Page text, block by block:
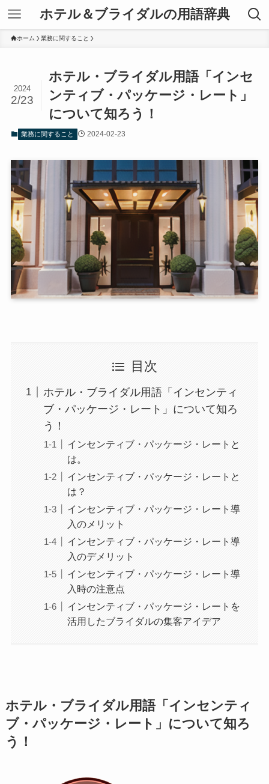
ホテル＆ブライダルの用語辞典
ホーム 業務に関すること
ホテル・ブライダル用語「インセ
ンティブ・パッケージ・レート」
について知ろう！
2024
2/23
業務に関すること 2024-02-23
目次
ホテル・ブライダル用語「インセンティ
ブ・パッケージ・レート」について知ろ
う！
インセンティブ・パッケージ・レートと
は。
インセンティブ・パッケージ・レートと
は？
インセンティブ・パッケージ・レート導
入のメリット
インセンティブ・パッケージ・レート導
入のデメリット
インセンティブ・パッケージ・レート導
入時の注意点
インセンティブ・パッケージ・レートを
活用したブライダルの集客アイデア
ホテル・ブライダル用語「インセンティ
ブ・パッケージ・レート」について知ろ
う！